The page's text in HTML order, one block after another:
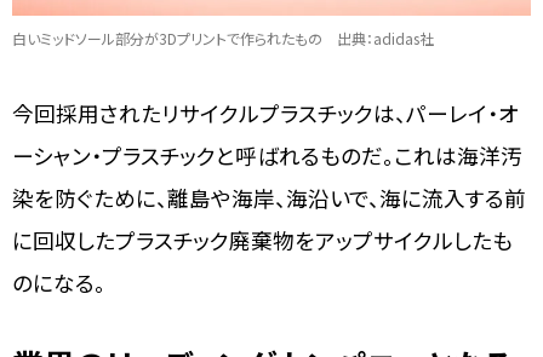
白いミッドソール部分が3Dプリントで作られたもの 出典：adidas社
今回採用されたリサイクルプラスチックは、パーレイ・オ
ーシャン・プラスチックと呼ばれるものだ。これは海洋汚
染を防ぐために、離島や海岸、海沿いで、海に流入する前
に回収したプラスチック廃棄物をアップサイクルしたも
のになる。